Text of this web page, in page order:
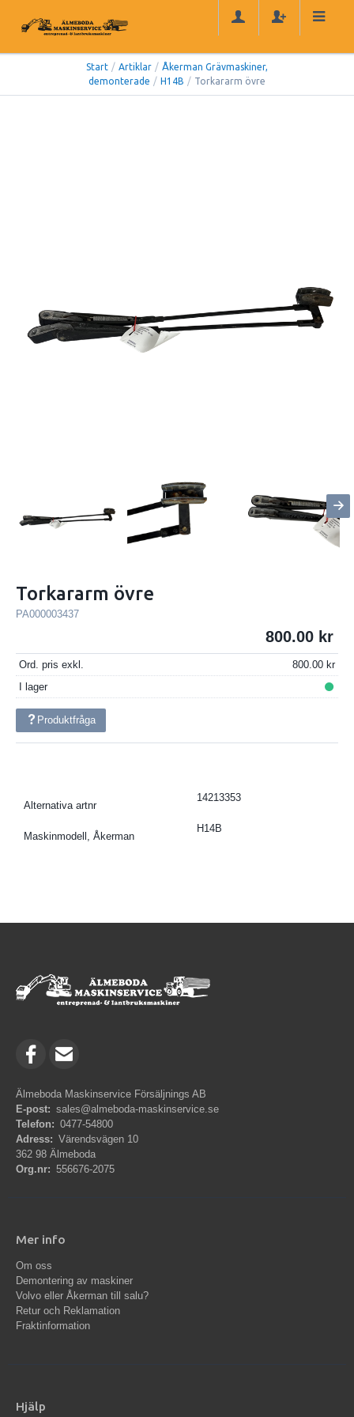
Start / Artiklar / Åkerman Grävmaskiner,
demonterade / H14B / Torkararm övre
Torkararm övre
PA000003437
800.00
Ord. pris exkl.
800.00
I lager
Produktfråga
Alternativa artnr
14213353
Maskinmodell, Åkerman
H14B
Älmeboda Maskinservice Försäljnings AB
E-post: sales@almeboda-maskinservice.se
Telefon: 0477-54800
Adress: Värendsvägen 10
362 98 Älmeboda
Org.nr: 556676-2075
Mer info
Om oss
Demontering av maskiner
Volvo eller Åkerman till salu?
Retur och Reklamation
Fraktinformation
Hjälp